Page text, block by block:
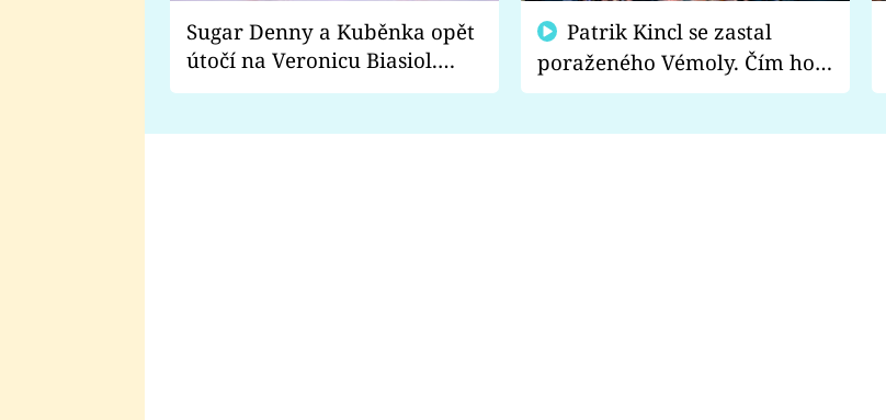
Sugar Denny a Kuběnka opět
útočí na Veronicu Biasiol.
Proč je podle nich falešná a
poraženého Vémoly. Čím ho
fanoušci naštvali?